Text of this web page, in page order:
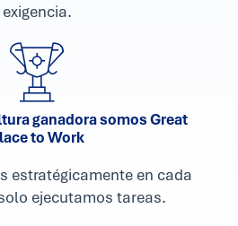
exigencia.
ganadora somos Great
to Work
estratégicamente en cada
ejecutamos tareas.